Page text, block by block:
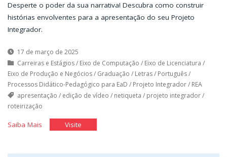
Desperte o poder da sua narrativa! Descubra como construir
histórias envolventes para a apresentação do seu Projeto
Integrador.
17 de março de 2025
Carreiras e Estágios/ Eixo de Computação / Eixo de Licenciatura /
Eixo de Produção e Negócios/ Graduação / Letras/ Português/
Processos Didático-Pedagógico para EaD / Projeto Integrador/ REA
apresentação / edição de vídeo / netiqueta / projeto integrador/
roteirização
Saiba Mais"Poder
Visite"Poder